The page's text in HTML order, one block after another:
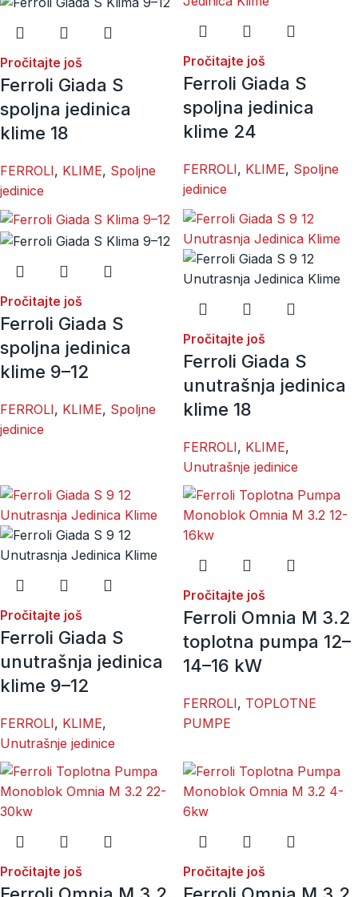
Pročitajte još
Ferroli Giada S
spoljna jedinica
klime 18
FERROLI, KLIME, Spoljne
jedinice
Pročitajte još
Ferroli Giada S
spoljna jedinica
klime 24
FERROLI, KLIME, Spoljne
jedinice
Pročitajte još
Ferroli Giada S
spoljna jedinica
klime 9–12
FERROLI, KLIME, Spoljne
jedinice
Pročitajte još
Ferroli Giada S
unutrašnja jedinica
klime 18
FERROLI, KLIME,
Unutrašnje jedinice
Pročitajte još
Ferroli Giada S
unutrašnja jedinica
klime 9–12
FERROLI, KLIME,
Unutrašnje jedinice
Pročitajte još
Ferroli Omnia M 3.2
toplotna pumpa 12–
14–16 kW
FERROLI, TOPLOTNE
PUMPE
Pročitajte još Pročitajte još